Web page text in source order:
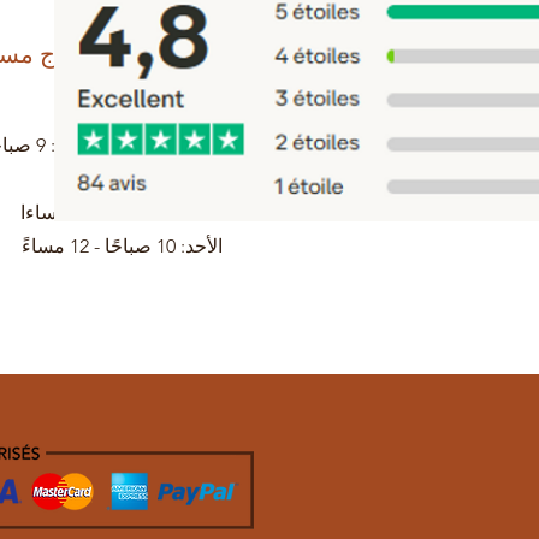
تحتاج
0698745854
الأحد: 10 صباحًا - 12 مساءً